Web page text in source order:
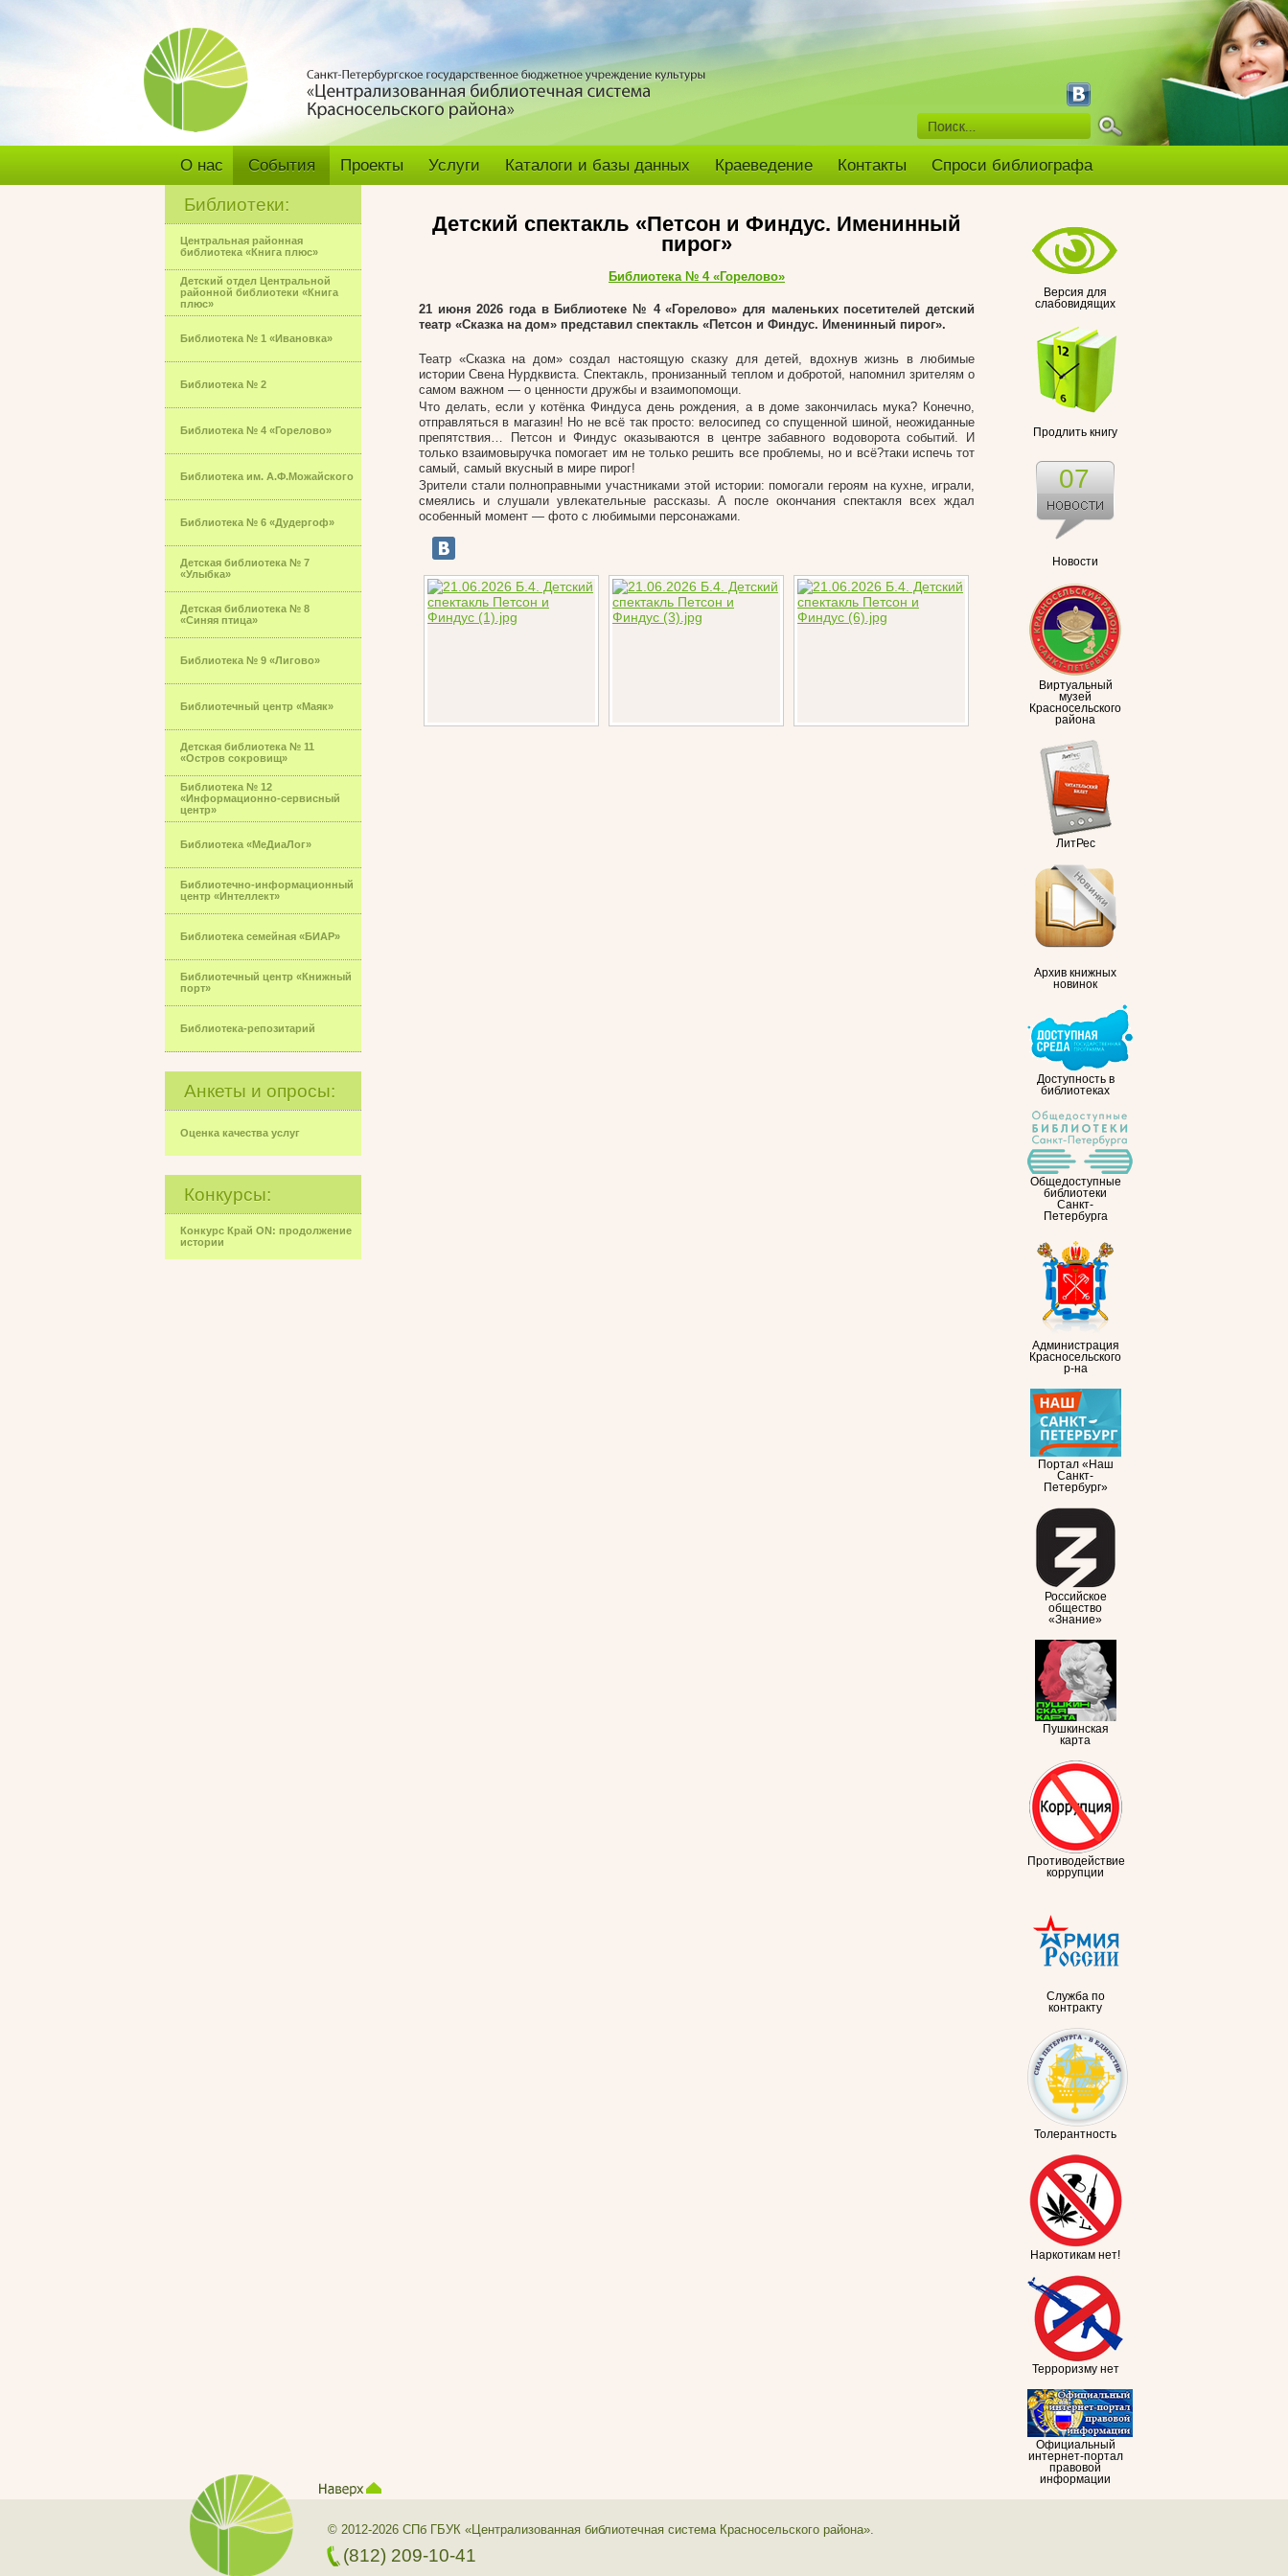
О нас События Проекты Услуги Каталоги и базы данных Краеведение Контакты Спроси библиографа
Библиотеки:
Центральная районная
библиотека «Книга плюс»
Детский отдел Центральной
районной библиотеки «Книга
плюс»
Библиотека № 1 «Ивановка»
Библиотека № 2
Библиотека № 4 «Горелово»
Библиотека им. А.Ф.Можайского
Библиотека № 6 «Дудергоф»
Детская библиотека № 7
«Улыбка»
Детская библиотека № 8
«Синяя птица»
Библиотека № 9 «Лигово»
Библиотечный центр «Маяк»
Детская библиотека № 11
«Остров сокровищ»
Библиотека № 12
«Информационно-сервисный
центр»
Библиотека «МеДиаЛог»
Библиотечно-информационный
центр «Интеллект»
Библиотека семейная «БИАР»
Библиотечный центр «Книжный
порт»
Библиотека-репозитарий
Анкеты и опросы:
Оценка качества услуг
Конкурсы:
Конкурс Край ON: продолжение
истории
Версия для
слабовидящих
Продлить книгу
Новости
07
Виртуальный
музей
Красносельского
района
ЛитРес
Архив книжных
новинок
Доступность в
библиотеках
Общедоступные
библиотеки
Санкт-
Петербурга
Администрация
Красносельского
р-на
Портал «Наш
Санкт-
Петербург»
Российское
общество
«Знание»
Пушкинская
карта
Противодействие
коррупции
Служба по
контракту
Толерантность
Наркотикам нет!
Терроризму нет
Официальный
интернет-портал
правовой
информации
Детский спектакль «Петсон и Финдус. Именинный
пирог»
Библиотека № 4 «Горелово»
21 июня 2026 года в Библиотеке № 4 «Горелово» для маленьких посетителей детский
театр «Сказка на дом» представил спектакль «Петсон и Финдус. Именинный пирог».
Театр «Сказка на дом» создал настоящую сказку для детей, вдохнув жизнь в любимые
истории Свена Нурдквиста. Спектакль, пронизанный теплом и добротой, напомнил зрителям о
самом важном — о ценности дружбы и взаимопомощи.
Что делать, если у котёнка Финдуса день рождения, а в доме закончилась мука? Конечно,
отправляться в магазин! Но не всё так просто: велосипед со спущенной шиной, неожиданные
препятствия… Петсон и Финдус оказываются в центре забавного водоворота событий. И
только взаимовыручка помогает им не только решить все проблемы, но и всё?таки испечь тот
самый, самый вкусный в мире пирог!
Зрители стали полноправными участниками этой истории: помогали героям на кухне, играли,
смеялись и слушали увлекательные рассказы. А после окончания спектакля всех ждал
особенный момент — фото с любимыми персонажами.
© 2012-2026 СПб ГБУК «Централизованная библиотечная система Красносельского района».
(812) 209-10-41